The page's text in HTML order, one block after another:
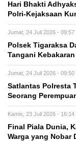
Hari Bhakti
Polri-Kejaksaan
Jumat, 24 Juli 2026 - 09:57
Polsek Tigaraksa
Tangani
Jumat, 24 Juli 2026 - 09:50
Satlantas Polresta
Seorang
Kamis, 23 Juli 2026 - 16:14
Final Piala Dunia,
Warga yang Nobar